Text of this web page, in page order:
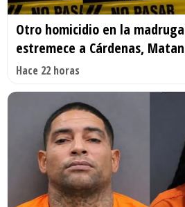
Otro homicidio en la
estremece a Cárdenas,
Hace 22 horas